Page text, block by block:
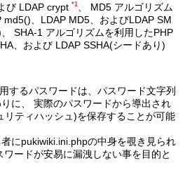
び LDAP crypt*1
、 MD5 アルゴリズム
md5()、LDAP MD5、およびLDAP SM
SHA-1 アルゴリズムを利用したPHP
、および LDAP SSHA(シードあり)
するパスワードは、パスワード文字列
に、 実際のパスワードから導出され
リティハッシュ)を保存することが可能
にpukiwiki.ini.phpの中身を覗き見られ
ワードが安易に漏洩しない事を目的と